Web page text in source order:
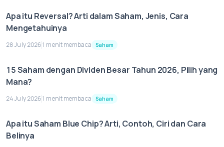
Apa itu Reversal? Arti dalam Saham, Jenis, Cara
Mengetahuinya
28 July 20261 menit membaca Saham
15 Saham dengan Dividen Besar Tahun 2026, Pilih yang
Mana?
24 July 20261 menit membaca Saham
Apa itu Saham Blue Chip? Arti, Contoh, Ciri dan Cara
Belinya